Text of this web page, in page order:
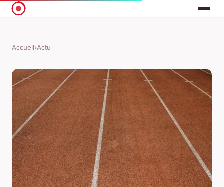
Accueil›Actu